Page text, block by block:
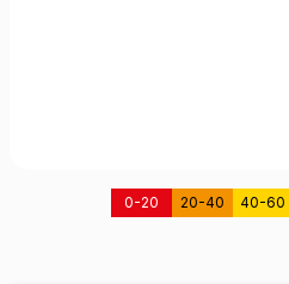
0-20 20-40 40-60